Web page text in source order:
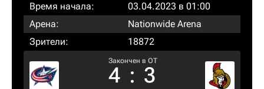
Время начала:
03.04.2023 в 01:00
Арена:
Nationwide Arena
Зрители:
18872
Закончен в OT
4 : 3